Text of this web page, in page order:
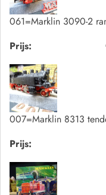
061=Marklin 3090-2
Prijs:
007=Marklin 8313
Prijs: